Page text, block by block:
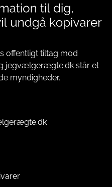
tiltag mod
jegvælgerægte.dk står et
myndigheder.